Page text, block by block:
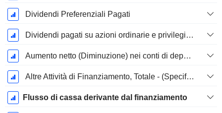
Dividendi Preferenziali Pagati
Dividendi pagati su azioni ordinarie e privilegiate
Aumento netto (Diminuzione) nei conti di deposito - (CF)
Altre Attività di Finanziamento, Totale - (Specifico al Modello)
Flusso di cassa derivante dal finanziamento